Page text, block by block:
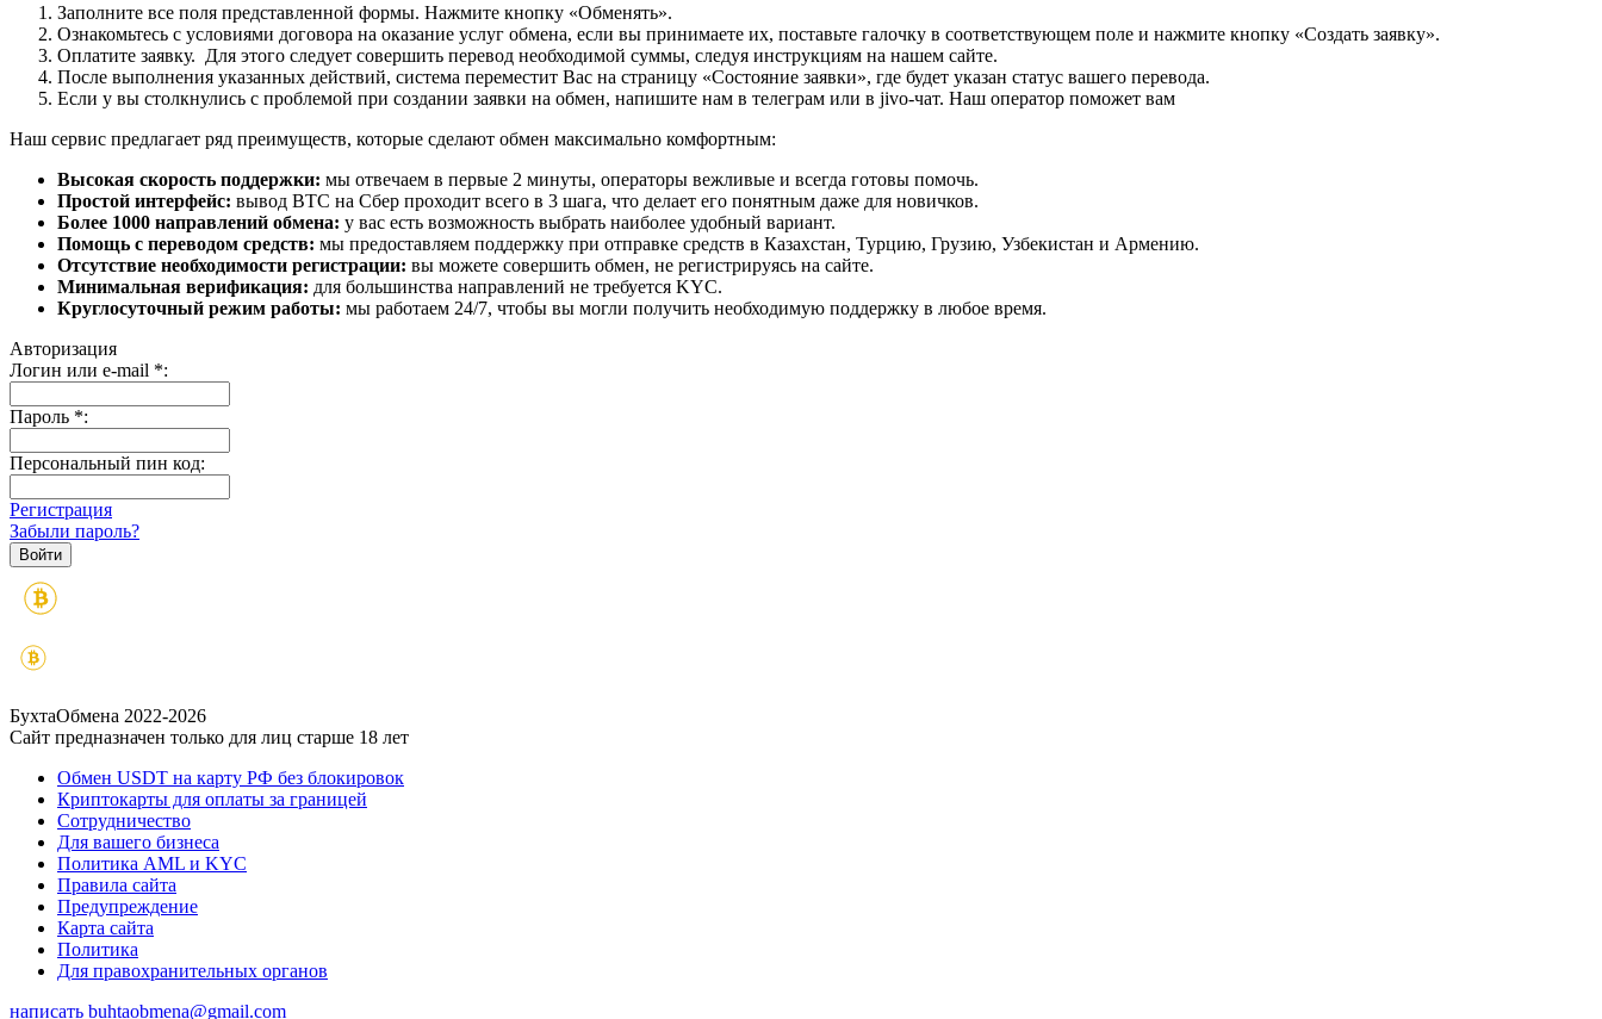
Заполните все поля представленной формы. Нажмите кнопку «Обменять».
Ознакомьтесь с условиями договора на оказание услуг обмена, если вы принимаете их, поставьте галочку в соответствующем поле и нажмите кнопку «Создать заявку».
Оплатите заявку. Для этого следует совершить перевод необходимой суммы, следуя инструкциям на нашем сайте.
После выполнения указанных действий, система переместит Вас на страницу «Состояние заявки», где будет указан статус вашего перевода.
Если у вы столкнулись с проблемой при создании заявки на обмен, напишите нам в телеграм или в jivo-чат. Наш оператор поможет вам
Наш сервис предлагает ряд преимуществ, которые сделают обмен максимально комфортным:
Высокая скорость поддержки: мы отвечаем в первые 2 минуты, операторы вежливые и всегда готовы помочь.
Простой интерфейс: вывод BTC на Сбер проходит всего в 3 шага, что делает его понятным даже для новичков.
Более 1000 направлений обмена: у вас есть возможность выбрать наиболее удобный вариант.
Помощь с переводом средств: мы предоставляем поддержку при отправке средств в Казахстан, Турцию, Грузию, Узбекистан и Армению.
Отсутствие необходимости регистрации: вы можете совершить обмен, не регистрируясь на сайте.
Минимальная верификация: для большинства направлений не требуется KYC.
Круглосуточный режим работы: мы работаем 24/7, чтобы вы могли получить необходимую поддержку в любое время.
Авторизация
Логин или e-mail *:
Пароль *:
Персональный пин код:
Регистрация
Забыли пароль?
БухтаОбмена 2022-2026
Сайт предназначен только для лиц старше 18 лет
Обмен USDT на карту РФ без блокировок
Криптокарты для оплаты за границей
Сотрудничество
Для вашего бизнеса
Политика AML и KYC
Правила сайта
Предупреждение
Карта сайта
Политика
Для правохранительных органов
написать buhtaobmena@gmail.com